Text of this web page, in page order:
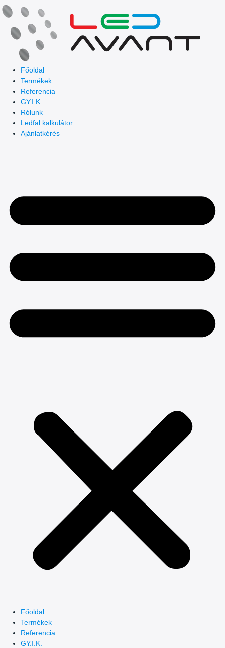
Skip
to
content
Főoldal
Termékek
Referencia
GY.I.K.
Rólunk
Ledfal kalkulátor
Ajánlatkérés
Főoldal
Termékek
Referencia
GY.I.K.